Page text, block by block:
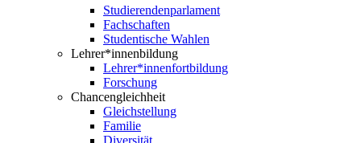
Studierendenparlament
Fachschaften
Studentische Wahlen
Lehrer*innenbildung
Lehrer*innenfortbildung
Forschung
Chancengleichheit
Gleichstellung
Familie
Diversität